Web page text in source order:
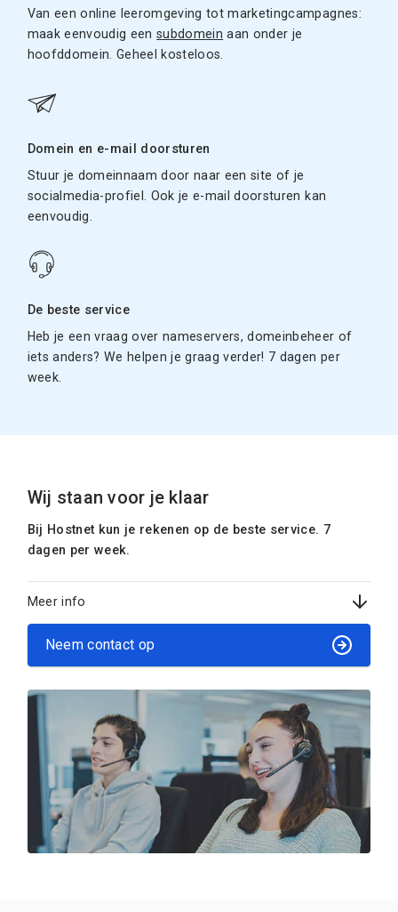
Van een online leeromgeving tot marketingcampagnes:
maak eenvoudig eensubdomein aan onder je
hoofddomein. Geheel kosteloos.
Domein en e-mail doorsturen
Stuur je domeinnaam door naar een site of je
socialmedia-profiel. Ook je e-mail doorsturen kan
eenvoudig.
De beste service
Heb je een vraag over nameservers, domeinbeheer of
iets anders? We helpen je graag verder! 7 dagen per
week.
Wij staan voor je klaar
Bij Hostnet kun je rekenen op de beste service. 7
dagen per week.
Meer info
Neem contact op